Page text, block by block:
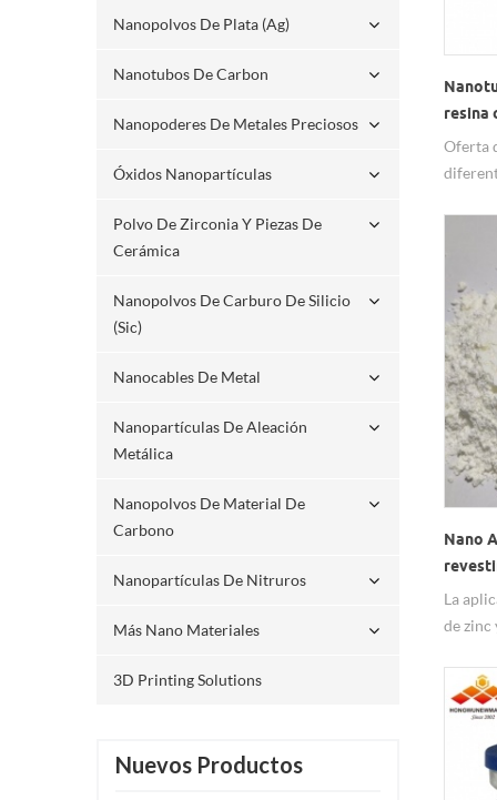
Nanopolvos De Plata (ag)
Nanotubos De Carbon
Nanopoderes De Metales Preciosos
Óxidos Nanopartículas
Polvo De Zirconia Y Piezas De
Cerámica
Nanopolvos De Carburo De Silicio
(sic)
Nanocables De Metal
Nanopartículas De Aleación
Metálica
Nanopolvos De Material De
Carbono
Nanopartículas De Nitruros
Más Nano Materiales
3D Printing Solutions
Nuevos Productos
resina
Oferta
años
Nano
La
de zinc